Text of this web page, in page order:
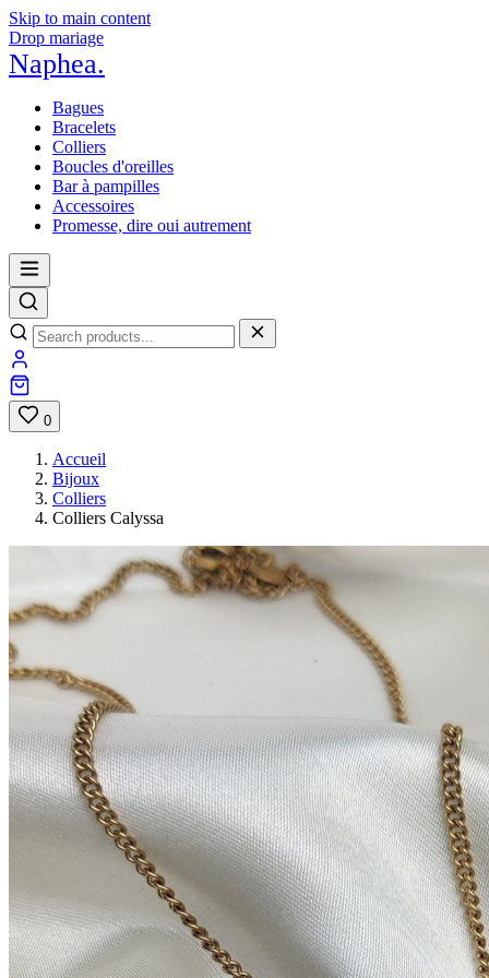
Skip to main content
Drop mariage
Naphea.
Bagues
Bracelets
Colliers
Boucles d'oreilles
Bar à pampilles
Accessoires
Promesse, dire oui autrement
0
Accueil
Bijoux
Colliers
Colliers Calyssa